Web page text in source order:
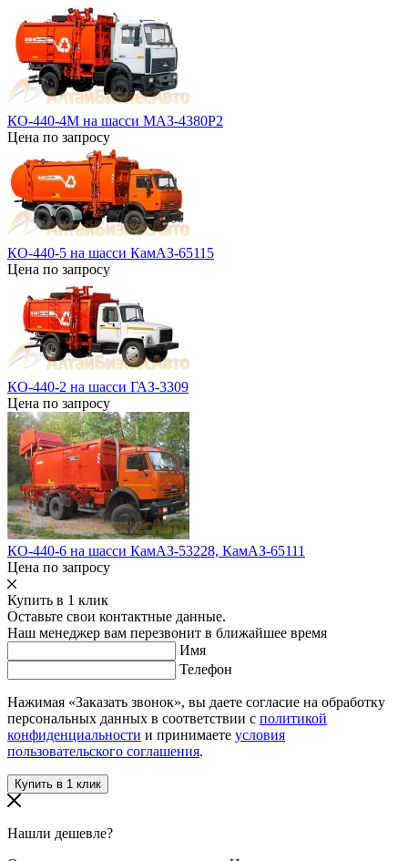
КО-440-4М на шасси МАЗ-4380Р2
Цена по запросу
КО-440-5 на шасси КамАЗ-65115
Цена по запросу
КО-440-2 на шасси ГАЗ-3309
Цена по запросу
КО-440-6 на шасси КамАЗ-53228, КамАЗ-65111
Цена по запросу
Купить в 1 клик
Оставьте свои контактные данные.
Наш менеджер вам перезвонит в ближайшее время
Имя
Телефон
Нажимая «Заказать звонок», вы даете согласие на обработку
персональных данных в соответствии с политикой
конфиденциальности и принимаете условия
пользовательского соглашения.
Нашли дешевле?